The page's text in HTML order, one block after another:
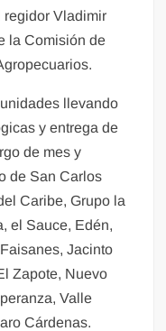
regidor Vladimir
la Comisión de
llevando
y entrega de
de mes y
de San Carlos
Caribe, Grupo la
el Sauce, Edén,
Jacinto
Zapote, Nuevo
Valle
Cárdenas.